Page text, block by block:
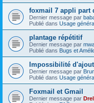
foxmail 7 appli part
Dernier message par
Publié dans Usage
plantage répétitif
Dernier message par
Publié dans Bugs et
Impossibilité
Dernier message par
Publié dans Usage
Foxmail et Gmail
Dernier message par